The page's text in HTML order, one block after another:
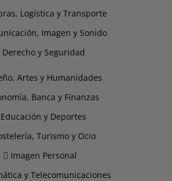
Logística y Transporte
Imagen y Sonido
Derecho y Seguridad
Artes y Humanidades
Banca y Finanzas
Educación y Deportes
Turismo y Ocio
Imagen Personal
y Telecomunicaciones